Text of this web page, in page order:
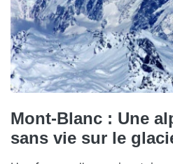
Mont-Blanc : Une
sans vie sur le